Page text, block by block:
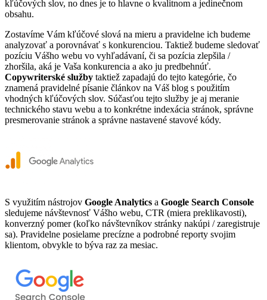
kľúčových slov, no dnes je to hlavne o kvalitnom a jedinečnom
obsahu.
Zostavíme Vám kľúčové slová na mieru a pravidelne ich budeme
analyzovať a porovnávať s konkurenciou. Taktiež budeme sledovať
pozíciu Vášho webu vo vyhľadávaní, či sa pozícia zlepšila /
zhoršila, aká je Vaša konkurencia a ako ju predbehnúť.
Copywriterské služby taktiež zapadajú do tejto kategórie, čo
znamená pravidelné písanie článkov na Váš blog s použitím
vhodných kľúčových slov. Súčasťou tejto služby je aj meranie
technického stavu webu a to konkrétne indexácia stránok, správne
presmerovanie stránok a správne nastavené stavové kódy.
S využitím nástrojov Google Analytics a Google Search Console
sledujeme návštevnosť Vášho webu, CTR (miera preklikavosti),
konverzný pomer (koľko návštevníkov stránky nakúpi / zaregistruje
sa). Pravidelne posielame precízne a podrobné reporty svojim
klientom, obvykle to býva raz za mesiac.